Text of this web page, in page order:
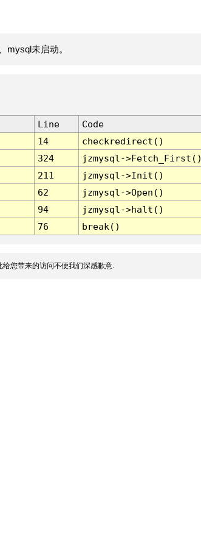
mysql未启动。
Line
Code
14
checkredirect()
324
jzmysql-
211
jzmysql->Init()
62
jzmysql->Open()
94
jzmysql->halt()
76 break()
您带来的访问不便我们深感歉意.